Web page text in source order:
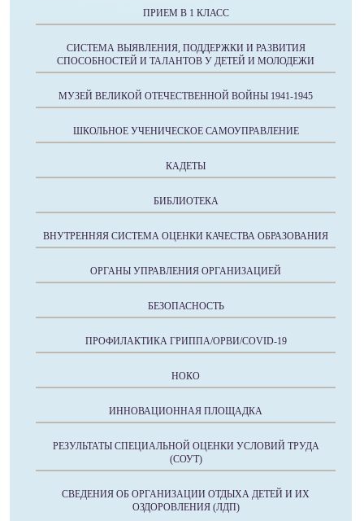
ПРИЕМ В 1 КЛАСС
СИСТЕМА ВЫЯВЛЕНИЯ, ПОДДЕРЖКИ И РАЗВИТИЯ
СПОСОБНОСТЕЙ И ТАЛАНТОВ У ДЕТЕЙ И МОЛОДЕЖИ
МУЗЕЙ ВЕЛИКОЙ ОТЕЧЕСТВЕННОЙ ВОЙНЫ 1941-1945
ШКОЛЬНОЕ УЧЕНИЧЕСКОЕ САМОУПРАВЛЕНИЕ
КАДЕТЫ
БИБЛИОТЕКА
ВНУТРЕННЯЯ СИСТЕМА ОЦЕНКИ КАЧЕСТВА ОБРАЗОВАНИЯ
ОРГАНЫ УПРАВЛЕНИЯ ОРГАНИЗАЦИЕЙ
БЕЗОПАСНОСТЬ
ПРОФИЛАКТИКА ГРИППА/ОРВИ/COVID-19
НОКО
ИННОВАЦИОННАЯ ПЛОЩАДКА
РЕЗУЛЬТАТЫ СПЕЦИАЛЬНОЙ ОЦЕНКИ УСЛОВИЙ ТРУДА
(СОУТ)
СВЕДЕНИЯ ОБ ОРГАНИЗАЦИИ ОТДЫХА ДЕТЕЙ И ИХ
ОЗДОРОВЛЕНИЯ (ЛДП)